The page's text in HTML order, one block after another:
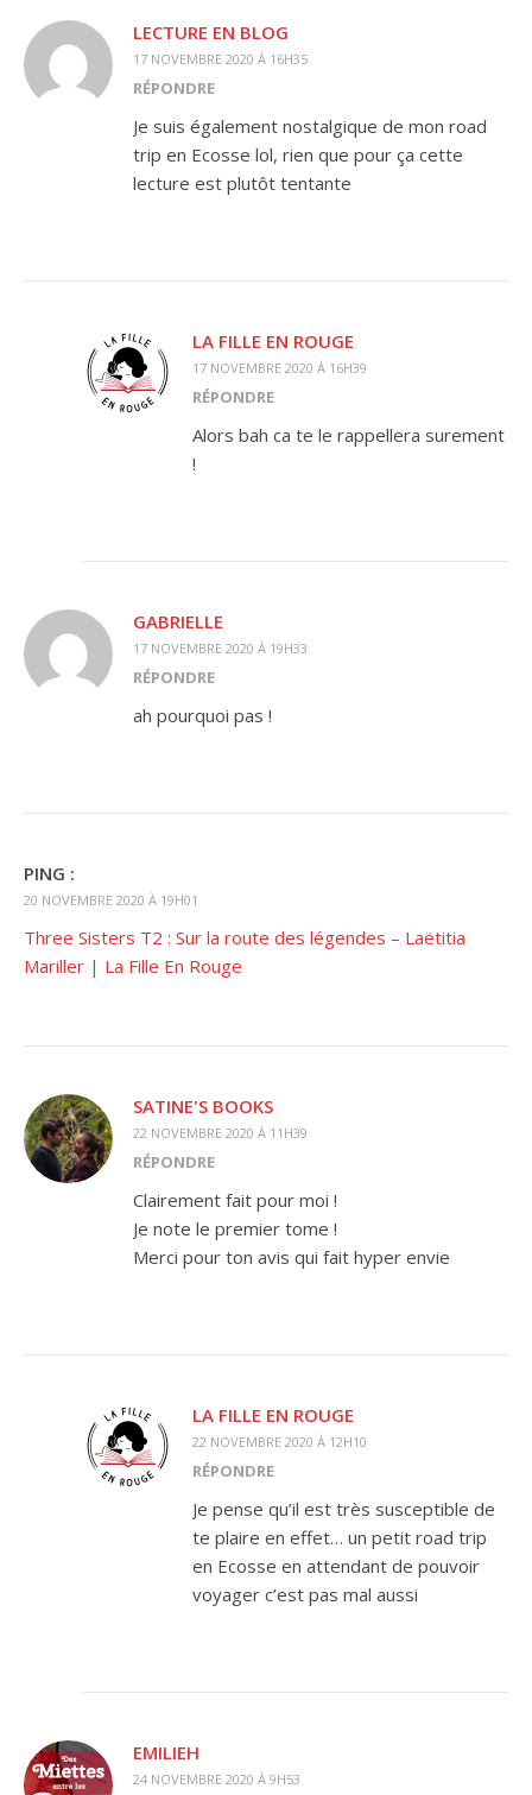
LECTURE EN BLOG
17 NOVEMBRE 2020 À 16H35
RÉPONDRE
Je suis également nostalgique de mon road
trip en Ecosse lol, rien que pour ça cette
lecture est plutôt tentante
LA FILLE EN ROUGE
17 NOVEMBRE 2020 À 16H39
RÉPONDRE
Alors bah ca te le rappellera surement
!
GABRIELLE
17 NOVEMBRE 2020 À 19H33
RÉPONDRE
ah pourquoi pas !
PING :
20 NOVEMBRE 2020 À 19H01
Three Sisters T2 : Sur la route des légendes – Laëtitia
Mariller | La Fille En Rouge
SATINE'S BOOKS
22 NOVEMBRE 2020 À 11H39
RÉPONDRE
Clairement fait pour moi !
Je note le premier tome !
Merci pour ton avis qui fait hyper envie
LA FILLE EN ROUGE
22 NOVEMBRE 2020 À 12H10
RÉPONDRE
Je pense qu’il est très susceptible de
te plaire en effet… un petit road trip
en Ecosse en attendant de pouvoir
voyager c’est pas mal aussi
EMILIEH
24 NOVEMBRE 2020 À 9H53